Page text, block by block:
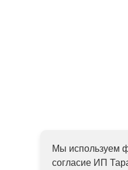
Мы используем
согласие ИП